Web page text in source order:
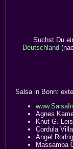
Suchst Du
Deutschland
Salsa in Bonn:
Agnes
Knut G.
Cordula
Angel
Massamba